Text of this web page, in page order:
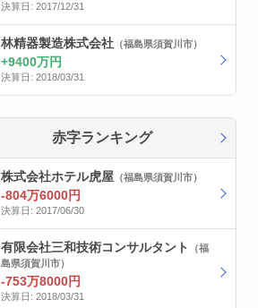
決算日: 2017/12/31
林精器製造株式会社 （福島県須賀川市）
9400万円
決算日: 2018/03/31
赤字ランキング
株式会社ホテル虎屋 （福島県須賀川市）
-804万6000円
決算日: 2017/06/30
有限会社三和技術コンサルタント
（福
島県須賀川市）
-753万8000円
決算日: 2018/03/31